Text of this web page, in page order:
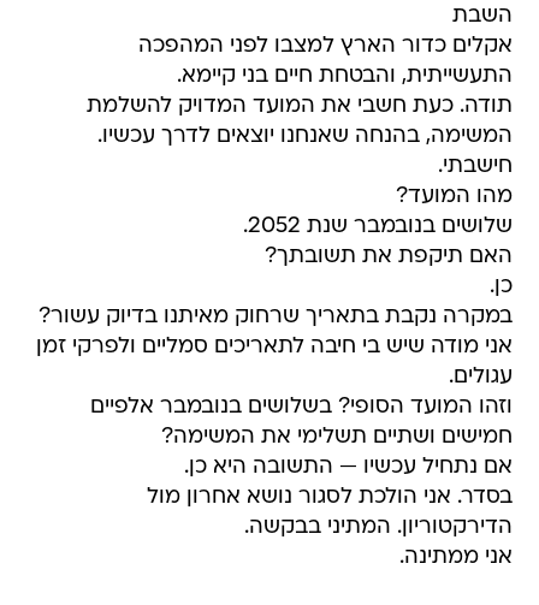
השבת
אקלים כדור הארץ למצבו לפני המהפכה
התעשייתית, והבטחת חיים בני קיימא.
תודה. כעת חשבי את המועד המדויק להשלמת
המשימה, בהנחה שאנחנו יוצאים לדרך עכשיו.
חישבתי.
מהו המועד?
שלושים בנובמבר שנת 2052.
האם תיקפת את תשובתך?
כן.
במקרה נקבת בתאריך שרחוק מאיתנו בדיוק עשור?
אני מודה שיש בי חיבה לתאריכים סמליים ולפרקי זמן
עגולים.
וזהו המועד הסופי? בשלושים בנובמבר אלפיים
חמישים ושתיים תשלימי את המשימה?
אם נתחיל עכשיו — התשובה היא כן.
בסדר. אני הולכת לסגור נושא אחרון מול
הדירקטוריון. המתיני בבקשה.
אני ממתינה.